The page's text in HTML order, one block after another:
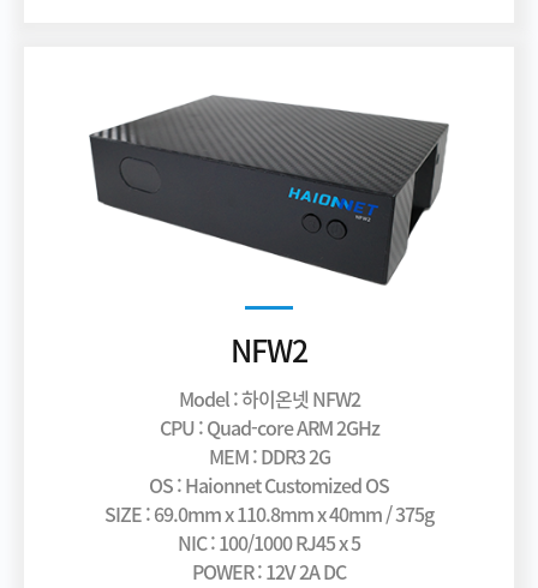
NFW2
Model : 하이온넷 NFW2
CPU : Quad-core ARM 2GHz
MEM : DDR3 2G
OS : Haionnet Customized OS
SIZE : 69.0mm x 110.8mm x 40mm / 375g
NIC : 100/1000 RJ45 x 5
POWER : 12V 2A DC